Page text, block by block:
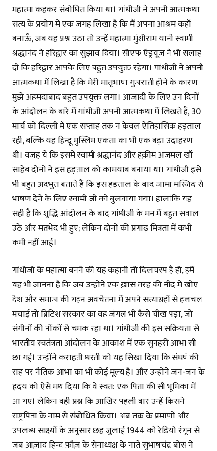
महात्मा कहकर संबोधित किया था। गांधीजी ने अपनी आत्मकथा
सत्य के प्रयोग में एक जगह लिखा है कि मैं अपना आश्रम कहाँ
बनाऊँ, जब यह प्रश्न उठा तो उन्हें महात्मा मुंशीराम यानी स्वामी
श्रद्धानंद ने हरिद्वार का सुझाव दिया। सीएफ ऐंड्रयूज ने भी सलाह
दी कि हरिद्वार आपके लिए बहुत उपयुक्त रहेगा। गांधीजी ने अपनी
आत्मकथा में लिखा है कि मेरी मातृभाषा गुजराती होने के कारण
मुझे अहमदाबाद बहुत उपयुक्त लगा। आजादी के लिए उन दिनों
के आंदोलन के बारे में गांधीजी अपनी आत्मकथा में लिखते हैं, 30
मार्च को दिल्ली में एक सप्ताह तक न केवल ऐतिहासिक हड़ताल
रही, बल्कि यह हिन्दू मुस्लिम एकता का भी एक बड़ा उदाहरण
थी। वजह ये कि इसमें स्वामी श्रद्धानंद और हक़ीम अजमल खाँ
साहेब दोनों ने इस हड़ताल को कामयाब बनाया था। गांधीजी इसे
भी बहुत अदभुत बताते हैं कि इस हड़ताल के बाद जामा मस्जिद से
भाषण देने के लिए स्वामी जी को बुलवाया गया। हालांकि यह
सही है कि शुद्धि आंदोलन के बाद गांधीजी के मन में बहुत सवाल
उठे और मतभेद भी हुए; लेकिन दोनों की प्रगाढ़ मित्रता में कभी
कमी नहीं आई।
गांधीजी के महात्मा बनने की यह कहानी तो दिलचस्प है ही, हमें
यह भी जानना है कि जब उन्होंने एक ख़ास तरह की नींद में खोए
देश और समाज की गहन अवचेतना में अपने सत्याग्रहों से हलचल
मचाई तो ब्रिटिश सरकार का वह जंगल भी कैसे चीख पड़ा, जो
संगीनों की नोंकों से चमक रहा था। गांधीजी की इस सक्रियता से
भारतीय स्वतंत्रता आंदोलन के आकाश में एक सुनहरी आभा सी
छा गई। उन्होंने कराहती धरती को यह सिखा दिया कि संघर्ष की
राह पर नैतिक आभा का भी कोई मूल्य है। और उन्होंने जन-जन के
हृदय को ऐसे मथ दिया कि वे स्वत: एक पिता की सी भूमिका में
आ गए। लेकिन वही प्रश्न कि आख़िर पहली बार उन्हें किसने
राष्ट्रपिता के नाम से संबोधित किया। अब तक के प्रमाणों और
उपलब्ध साक्ष्यों के अनुसार छह जुलाई 1944 को रेडियो रंगून से
जब आज़ाद हिन्द फ़ौज़ के सेनाध्यक्ष के नाते सुभाषचंद्र बोस ने